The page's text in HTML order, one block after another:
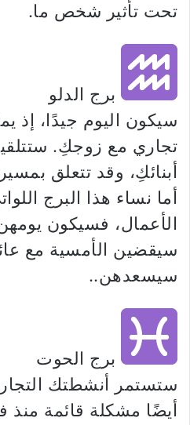
تحت تأثير شخص ما.
برج الدلو
سيكون اليوم جيدًا، إذ
تجاري مع زوجكِ.
أبنائكِ، وقد تتعلق
أما نساء هذا البرج
الأعمال، فسيكون
سيقضين الأمسية مع
سيسعدهن..
برج الحوت
ستستمر أنشطتك
أيضًا مشكلة قائمة منذ